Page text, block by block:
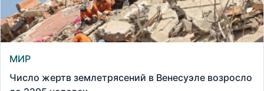
МИР
Число жертв землетрясений в Венесуэле возросло